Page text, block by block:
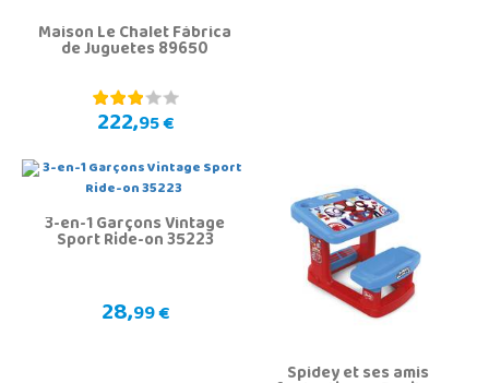
Maison Le Chalet Fábrica
de Juguetes 89650
222,95 €
3-en-1 Garçons Vintage
Sport Ride-on 35223
28,99 €
Spidey et ses amis